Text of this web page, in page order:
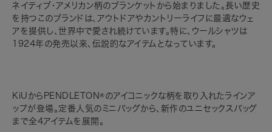
ネイティブ・アメリカン柄のブランケットから始まりました。長い歴史
を持つこのブランドは、アウトドアやカントリーライフに最適なウェ
アを提供し、世界中で愛され続けています。特に、ウールシャツは
1924年の発売以来、伝説的なアイテムとなっています。
KiUからPENDLETON®のアイコニックな柄を取り入れたラインア
ップが登場。定番人気のミニバッグから、新作のユニセックスバッグ
まで全4アイテムを展開。